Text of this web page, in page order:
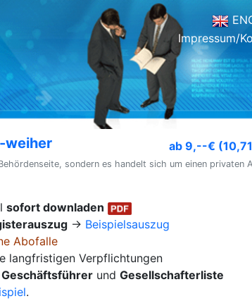
Impressum/
weiher ab 9,--€
sondern es handelt sich um einen privaten
sofort downladen
→ Beispielsauszug
Abofalle
langfristigen Verpflichtungen
Geschäftsführer und Gesellschafterliste
.